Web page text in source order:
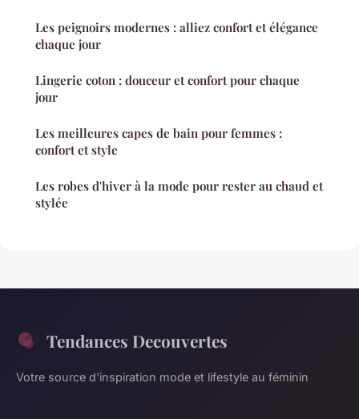
Les peignoirs modernes : alliez confort et élégance
chaque jour
Lingerie coton : douceur et confort pour chaque
jour
Les meilleures capes de bain pour femmes :
confort et style
Les robes d'hiver à la mode pour rester au chaud et
stylée
Tendances Decouvertes
Votre source d'inspiration mode et lifestyle au féminin